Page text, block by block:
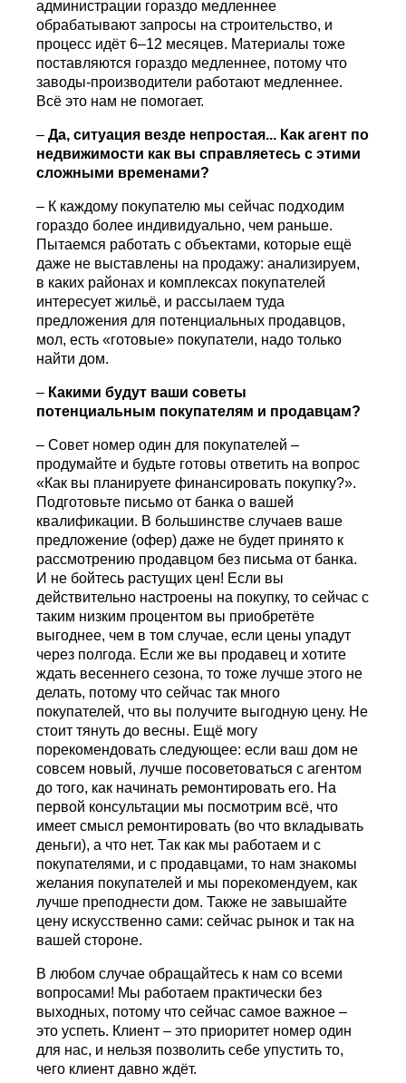
администрации гораздо медленнее
обрабатывают запросы на строительство, и
процесс идёт 6–12 месяцев. Материалы тоже
поставляются гораздо медленнее, потому что
заводы-производители работают медленнее.
Всё это нам не помогает.
–Да, ситуация везде непростая... Как агент по
недвижимости как вы справляетесь с этими
сложными временами?
– К каждому покупателю мы сейчас подходим
гораздо более индивидуально, чем раньше.
Пытаемся работать с объектами, которые ещё
даже не выставлены на продажу: анализируем,
в каких районах и комплексах покупателей
интересует жильё, и рассылаем туда
предложения для потенциальных продавцов,
мол, есть «готовые» покупатели, надо только
найти дом.
– Какими будут ваши советы
потенциальным покупателям и продавцам?
– Совет номер один для покупателей –
продумайте и будьте готовы ответить на вопрос
«Как вы планируете финансировать покупку?».
Подготовьте письмо от банка о вашей
квалификации. В большинстве случаев ваше
предложение (офер) даже не будет принято к
рассмотрению продавцом без письма от банка.
И не бойтесь растущих цен! Если вы
действительно настроены на покупку, то сейчас с
таким низким процентом вы приобретёте
выгоднее, чем в том случае, если цены упадут
через полгода. Если же вы продавец и хотите
ждать весеннего сезона, то тоже лучше этого не
делать, потому что сейчас так много
покупателей, что вы получите выгодную цену. Не
стоит тянуть до весны. Ещё могу
порекомендовать следующее: если ваш дом не
совсем новый, лучше посоветоваться с агентом
до того, как начинать ремонтировать его. На
первой консультации мы посмотрим всё, что
имеет смысл ремонтировать (во что вкладывать
деньги), а что нет. Так как мы работаем и с
покупателями, и с продавцами, то нам знакомы
желания покупателей и мы порекомендуем, как
лучше преподнести дом. Также не завышайте
цену искусственно сами: сейчас рынок и так на
вашей стороне.
В любом случае обращайтесь к нам со всеми
вопросами! Мы работаем практически без
выходных, потому что сейчас самое важное –
это успеть. Клиент – это приоритет номер один
для нас, и нельзя позволить себе упустить то,
чего клиент давно ждёт.